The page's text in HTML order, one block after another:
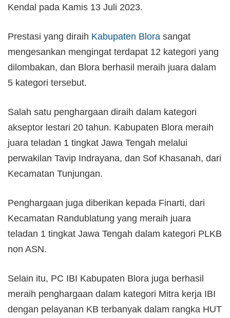
Kendal pada Kamis 13 Juli 2023.
Prestasi yang diraih Kabupaten Blora sangat
mengesankan mengingat terdapat 12 kategori yang
dilombakan, dan Blora berhasil meraih juara dalam
5 kategori tersebut.
Salah satu penghargaan diraih dalam kategori
akseptor lestari 20 tahun. Kabupaten Blora meraih
juara teladan 1 tingkat Jawa Tengah melalui
perwakilan Tavip Indrayana, dan Sof Khasanah, dari
Kecamatan Tunjungan.
Penghargaan juga diberikan kepada Finarti, dari
Kecamatan Randublatung yang meraih juara
teladan 1 tingkat Jawa Tengah dalam kategori PLKB
non ASN.
Selain itu, PC IBI Kabupaten Blora juga berhasil
meraih penghargaan dalam kategori Mitra kerja IBI
dengan pelayanan KB terbanyak dalam rangka HUT